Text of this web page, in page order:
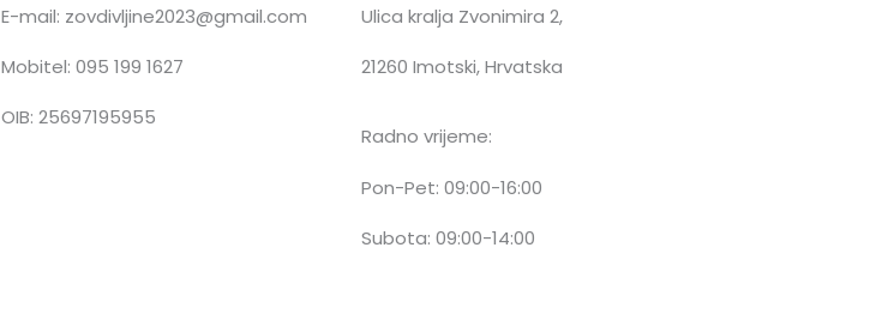
E-mail: zovdivljine2023@gmail.com
Mobitel: 095 199 1627
OIB: 25697195955
Ulica kralja Zvonimira 2,
21260 Imotski, Hrvatska
Radno vrijeme:
Pon-Pet: 09:00-16:00
Subota: 09:00-14:00